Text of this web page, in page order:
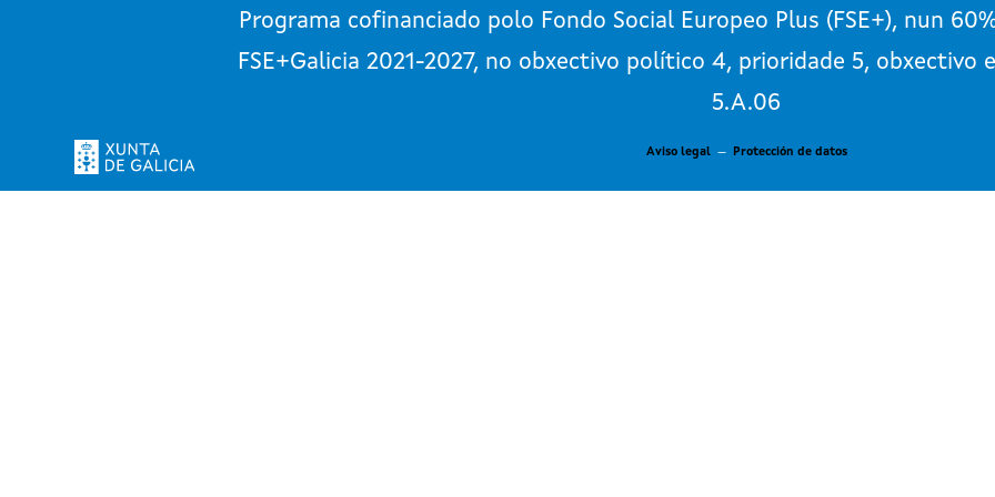
Programa cofinanciado polo Fondo Social Europeo Plus (FSE+), nun
FSE+Galicia 2021-2027, no obxectivo político 4, prioridade 5, obxectivo
5.A.06
Aviso legal— Protección de datos